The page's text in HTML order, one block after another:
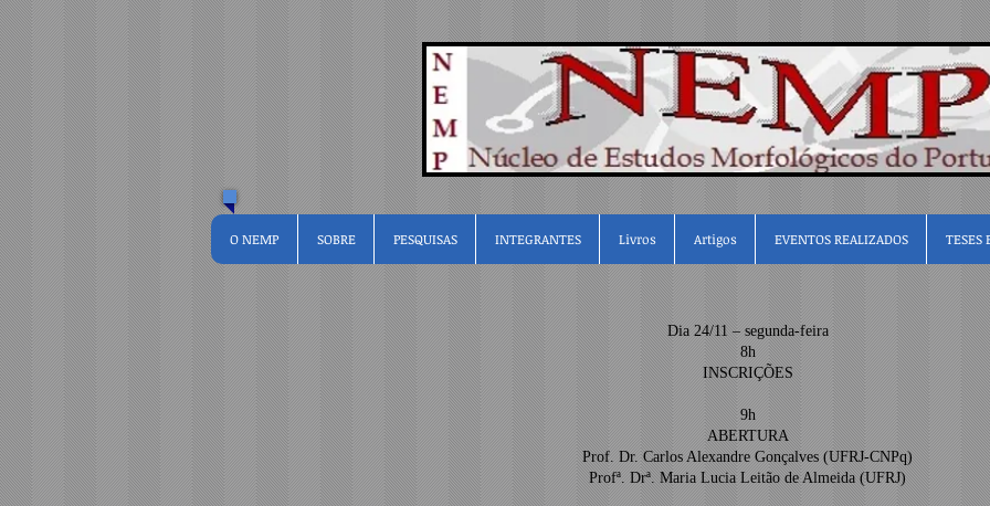
O NEMP SOBRE PESQUISAS INTEGRANTES Livros Artigos EVENTOS REALIZADOS TESES
Dia 24/11 – segunda-feira
8h
INSCRIÇÕES
9h
ABERTURA
Prof. Dr. Carlos Alexandre Gonçalves (UFRJ-CNPq)
Profª. Drª. Maria Lucia Leitão de Almeida (UFRJ)